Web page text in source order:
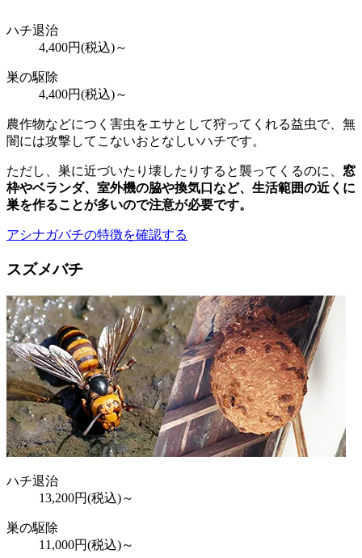
ハチ退治
4,400円(税込)～
巣の駆除
4,400円(税込)～
農作物などにつく害虫をエサとして狩ってくれる益虫で、無
闇には攻撃してこないおとなしいハチです。
ただし、巣に近づいたり壊したりすると襲ってくるのに、 窓
枠やベランダ、室外機の脇や換気口など、 生活範囲の近くに
巣を作ることが多いので注意が必要です。
アシナガバチの特徴を確認する
スズメバチ
ハチ退治
13,200円(税込)～
巣の駆除
11,000円(税込)～